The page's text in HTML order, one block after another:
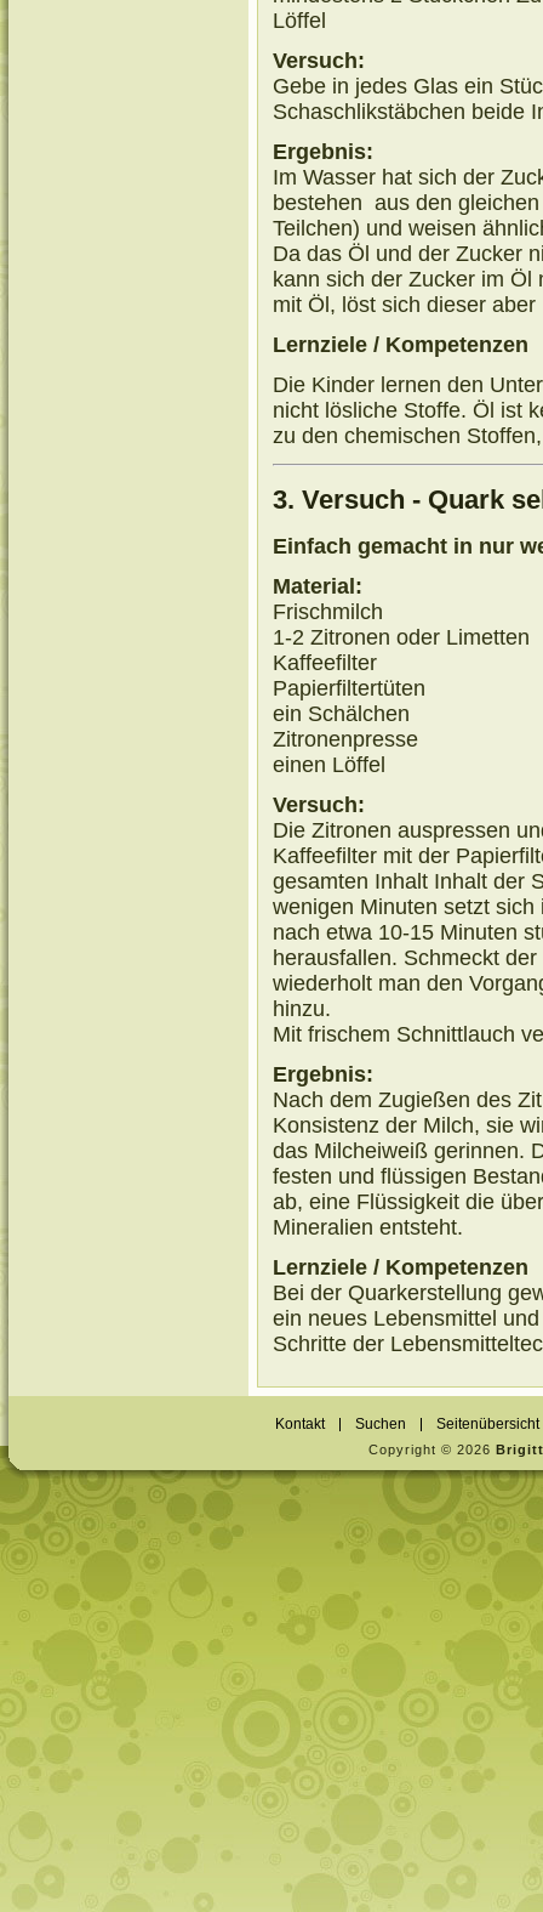
Löffel
Versuch:
Gebe in jedes Glas ein
Schaschlikstäbchen beide
Ergebnis:
Im Wasser hat sich der
bestehen aus den
Teilchen) und weisen
Da das Öl und der Zucker
kann sich der Zucker im Öl
mit Öl, löst sich dieser
Lernziele / Kompetenzen
Die Kinder lernen den
nicht lösliche Stoffe. Öl ist
zu den chemischen
3. Versuch - Quark
Einfach gemacht in nur
Material:
Frischmilch
1-2 Zitronen oder Limetten
Kaffeefilter
Papierfiltertüten
ein Schälchen
Zitronenpresse
einen Löffel
Versuch:
Die Zitronen auspressen
Kaffeefilter mit der
gesamten Inhalt Inhalt der
wenigen Minuten setzt
nach etwa 10-15 Minuten
herausfallen. Schmeckt
wiederholt man den
hinzu.
Mit frischem Schnittlauch
Ergebnis:
Nach dem Zugießen des
Konsistenz der Milch, sie
das Milcheiweiß gerinnen.
festen und flüssigen
ab, eine Flüssigkeit die
Mineralien entsteht.
Lernziele / Kompetenzen
Bei der Quarkerstellung
ein neues Lebensmittel
Schritte der
Kontakt Suchen Seitenübersicht
Copyright © 2026